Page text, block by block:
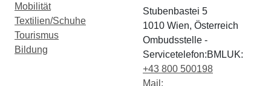
Mobilität
Textilien/Schuhe
Tourismus
Bildung
Stubenbastei 5
1010 Wien, Österreich
Ombudsstelle -
Servicetelefon:BMLUK:
+43 800 500198
Mail: